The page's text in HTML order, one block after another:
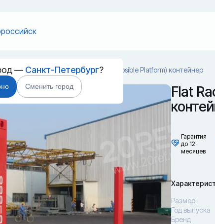
— Санкт-Петербург?
Сменить город
контейнеры Flat Rack (Collapsible Platform) контейнер
Flat
Гарантия
до 12
месяцев
Размер
Год выпуска
Бренд